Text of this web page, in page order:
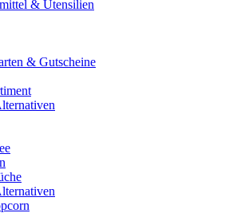
& Utensilien
& Gutscheine